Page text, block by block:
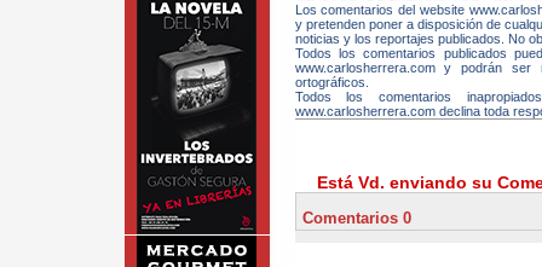
Los comentarios del website
y pretenden poner a disposición de
noticias y los reportajes publicados. No
Todos los comentarios publicados
www.carlosherrera.com y podrán
ortográficos.
Todos los comentarios
www.carlosherrera.com declina toda
Está Vd. enviando su
Comentarios 0